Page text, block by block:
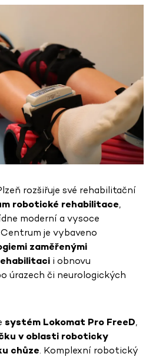
rozšiřuje své rehabilitační
robotické rehabilitace,
moderní a vysoce
je vybaveno
zaměřenými
i obnovu
úrazech či neurologických
systém Lokomat Pro FreeD,
v oblasti roboticky
chůze. Komplexní robotický